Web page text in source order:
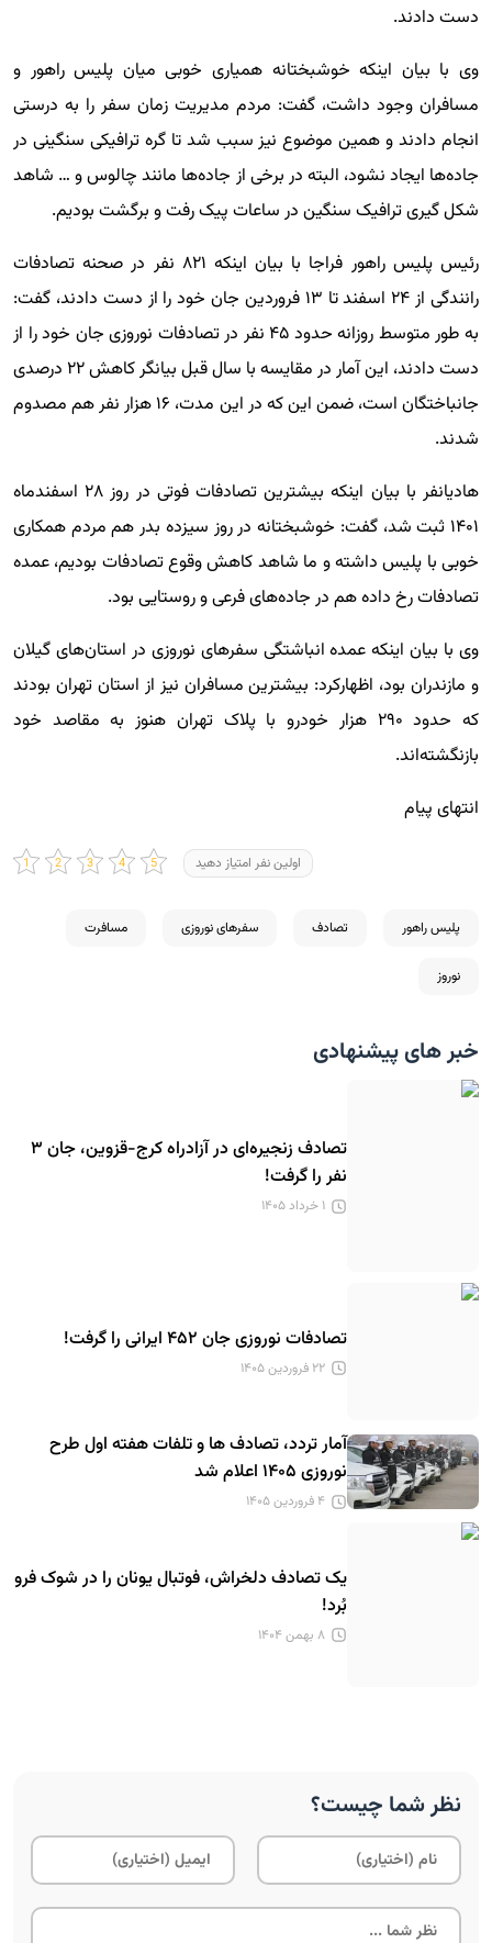
دست دادند.
وی با بیان اینکه خوشبختانه همیاری خوبی میان پلیس راهور و
مسافران وجود داشت، گفت: مردم مدیریت زمان سفر را به درستی
انجام دادند و همین موضوع نیز سبب شد تا گره ترافیکی سنگینی در
جاده‌ها ایجاد نشود، البته در برخی از جاده‌ها مانند چالوس و … شاهد
شکل گیری ترافیک سنگین در ساعات پیک رفت و برگشت بودیم.
رئیس پلیس راهور فراجا با بیان اینکه ۸۲۱ نفر در صحنه تصادفات
رانندگی از ۲۴ اسفند تا ۱۳ فروردین جان خود را از دست دادند، گفت:‌
به طور متوسط روزانه حدود ۴۵ نفر در تصادفات نوروزی جان خود را از
دست دادند، این آمار در مقایسه با سال قبل بیانگر کاهش ۲۲ درصدی
جانباختگان است، ضمن این که در این مدت، ۱۶ هزار نفر هم مصدوم
شدند.
هادیانفر با بیان اینکه بیشترین تصادفات فوتی در روز ۲۸ اسفندماه
۱۴۰۱ ثبت شد، گفت: خوشبختانه در روز سیزده بدر هم مردم همکاری
خوبی با پلیس داشته و ما شاهد کاهش وقوع تصادفات بودیم، عمده
تصادفات رخ داده هم در جاده‌های فرعی و روستایی بود.
وی با بیان اینکه عمده انباشتگی سفرهای نوروزی در استان‌های گیلان
و مازندران بود، اظهارکرد: بیشترین مسافران نیز از استان تهران بودند
که حدود ۲۹۰ هزار خودرو با پلاک تهران هنوز به مقاصد خود
بازنگشته‌اند.
انتهای پیام
اولین نفر امتیاز دهید
پلیس راهور تصادف سفرهای نوروزی مسافرت
نوروز
خبر های پیشنهادی
تصادف زنجیره‌ای در آزادراه کرج-قزوین، جان ۳
نفر را گرفت!
۱ خرداد ۱۴۰۵
تصادفات نوروزی جان ۴۵۲ ایرانی را گرفت!
۲۲ فروردین ۱۴۰۵
آمار تردد، تصادف ها و تلفات هفته اول طرح
نوروزی ۱۴۰۵ اعلام شد
۴ فروردین ۱۴۰۵
یک تصادف دلخراش، فوتبال یونان را در شوک فرو
بُرد!
۸ بهمن ۱۴۰۴
نظر شما چیست؟